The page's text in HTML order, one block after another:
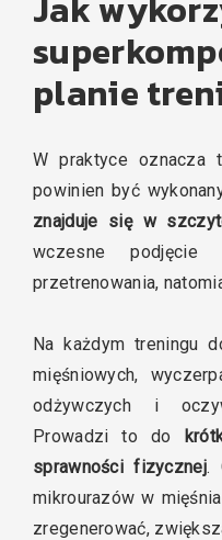
planie
W praktyce oznacza
powinien być
znajduje się w
wczesne podjęcie
przetrenowania,
Na każdym treningu
mięśniowych,
odżywczych i
Prowadzi to do
sprawności fizycznej.
mikrourazów w
zregenerować,